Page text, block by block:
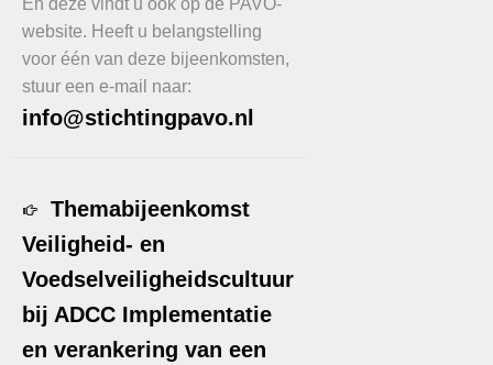
En deze vindt u ook op de PAVO-
website. Heeft u belangstelling
voor één van deze bijeenkomsten,
stuur een e-mail naar:
info@stichtingpavo.nl
Themabijeenkomst
Veiligheid- en
Voedselveiligheidscultuur
bij ADCC Implementatie
en verankering van een